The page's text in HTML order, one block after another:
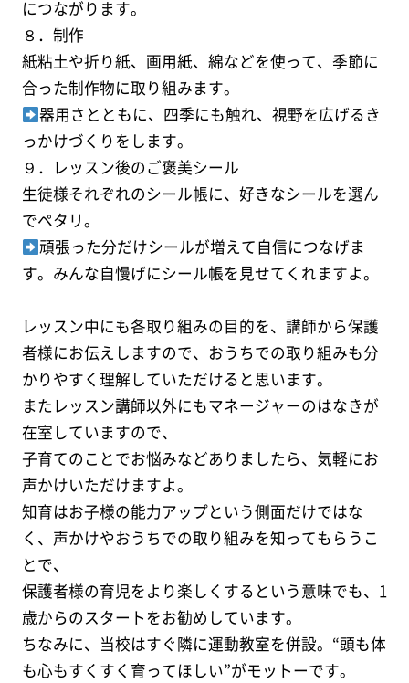
につながります。
８．制作
紙粘土や折り紙、画用紙、綿などを使って、季節に
合った制作物に取り組みます。
器用さとともに、四季にも触れ、視野を広げるき
っかけづくりをします。
９．レッスン後のご褒美シール
生徒様それぞれのシール帳に、好きなシールを選ん
でペタリ。
頑張った分だけシールが増えて自信につなげま
す。みんな自慢げにシール帳を見せてくれますよ。
レッスン中にも各取り組みの目的を、講師から保護
者様にお伝えしますので、おうちでの取り組みも分
かりやすく理解していただけると思います。
またレッスン講師以外にもマネージャーのはなきが
在室していますので、
子育てのことでお悩みなどありましたら、気軽にお
声かけいただけますよ。
知育はお子様の能力アップという側面だけではな
く、声かけやおうちでの取り組みを知ってもらうこ
とで、
保護者様の育児をより楽しくするという意味でも、1
歳からのスタートをお勧めしています。
ちなみに、当校はすぐ隣に運動教室を併設。“頭も体
も心もすくすく育ってほしい”がモットーです。